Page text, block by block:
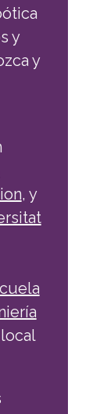
y
y
, y